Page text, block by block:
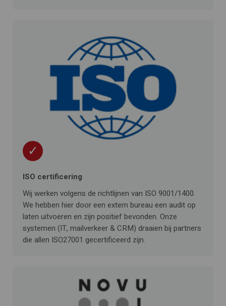
✓
ISO certificering
Wij werken volgens de richtlijnen van ISO 9001/1400.
We hebben hier door een extern bureau een audit op
laten uitvoeren en zijn positief bevonden. Onze
systemen (IT, mailverkeer & CRM) draaien bij partners
die allen ISO27001 gecertificeerd zijn.